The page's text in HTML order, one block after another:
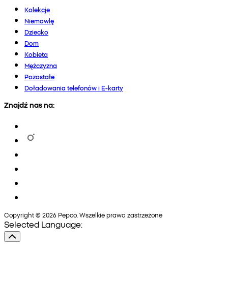
Kolekcje
Niemowlę
Dziecko
Dom
Kobieta
Mężczyzna
Pozostałe
Doładowania telefonów i E-karty
Znajdź nas na:
Copyright © 2026 Pepco. Wszelkie prawa zastrzeżone
Selected Language: